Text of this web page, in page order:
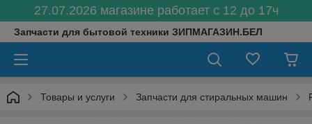
27.07.2026 магазине работает с 12 до 17ч
Запчасти для бытовой техники ЗИПМАГАЗИН.БЕЛ
Товары и услуги Запчасти для стиральных машин